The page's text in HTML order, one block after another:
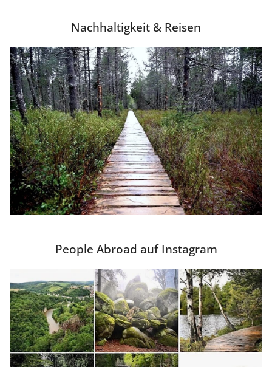
Nachhaltigkeit & Reisen
People Abroad auf Instagram